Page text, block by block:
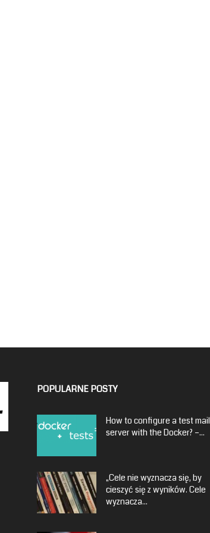
POPULARNE POSTY
How to configure a test mail
server with the Docker? –...
„Cele nie wyznacza się, by
cieszyć się z wyników. Cele
wyznacza...